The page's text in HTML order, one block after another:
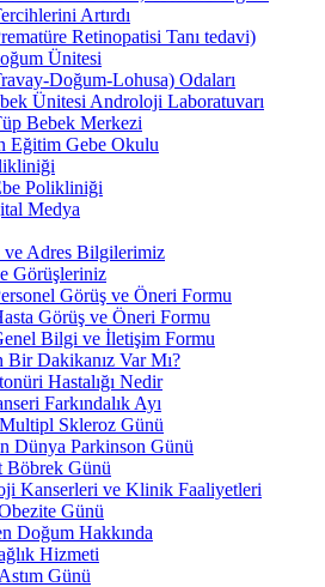
Artırdı
Retinopatisi Tanı tedavi)
Ünitesi
Doğum-Lohusa) Odaları
Ünitesi Androloji Laboratuvarı
Bebek Merkezi
Eğitim Gebe Okulu
Polikliniği
Medya
ve Adres Bilgilerimiz
Görüşleriniz
Görüş ve Öneri Formu
Görüş ve Öneri Formu
Bilgi ve İletişim Formu
Bir Dakikanız Var Mı?
Hastalığı Nedir
Farkındalık Ayı
Skleroz Günü
Dünya Parkinson Günü
Böbrek Günü
Kanserleri ve Klinik Faaliyetleri
Günü
Doğum Hakkında
Hizmeti
Günü